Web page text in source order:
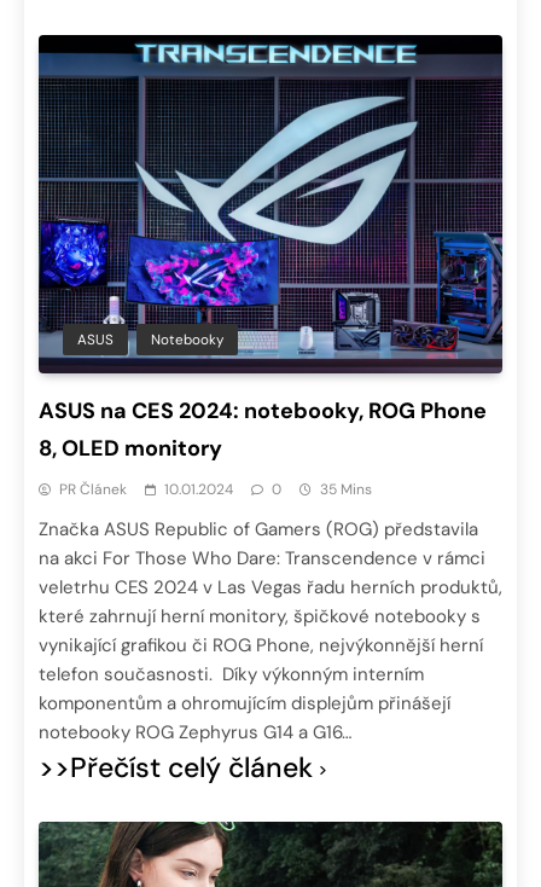
ASUS Notebooky
ASUS na CES 2024: notebooky, ROG Phone
8, OLED monitory
PR Článek 10.01.2024 0 35 Mins
Značka ASUS Republic of Gamers (ROG) představila
na akci For Those Who Dare: Transcendence v rámci
veletrhu CES 2024 v Las Vegas řadu herních produktů,
které zahrnují herní monitory, špičkové notebooky s
vynikající grafikou či ROG Phone, nejvýkonnější herní
telefon současnosti. Díky výkonným interním
komponentům a ohromujícím displejům přinášejí
notebooky ROG Zephyrus G14 a G16…
>>Přečíst celý článek